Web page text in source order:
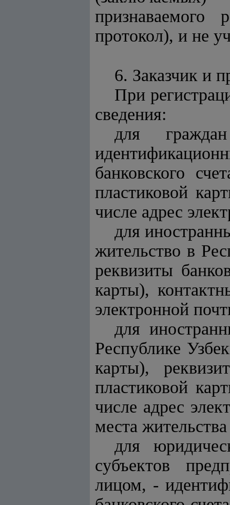
признаваемого
протокол), и не
6. Заказчик и
При
сведения:
для
банковского
пластиковой
числе адрес
для
жительство в
реквизиты
карты),
электронной
для
Республике
карты),
пластиковой
числе адрес
места
для
субъектов
лицом, -